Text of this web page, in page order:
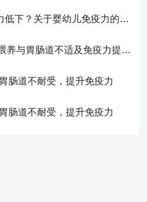
宝宝总生病就是免疫力低下？关于婴幼儿免疫力的真相，家长必须了解！
宝宝喂养难题：奶粉喂养与胃肠道不适及免疫力提升的奥秘
肠道不耐受，提升免疫力
肠道不耐受，提升免疫力